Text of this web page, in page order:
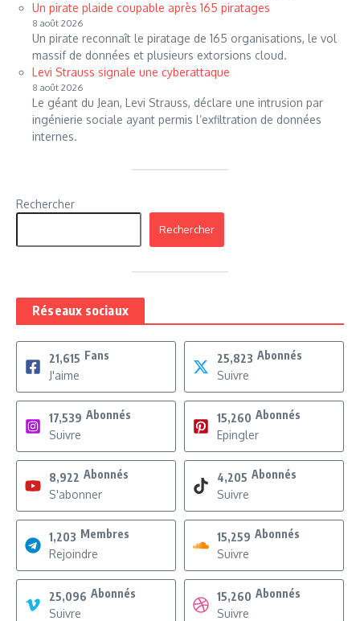
Un pirate plaide coupable après 165 piratages
8 août 2026
Un pirate reconnaît le piratage de 165 organisations, le vol
massif de données et plusieurs extorsions cloud.
Levi Strauss signale une cyberattaque
8 août 2026
Le géant du Jean, Levi Strauss, déclare une intrusion par
ingénierie sociale ayant permis l’exfiltration de données
internes.
Rechercher
Rechercher
Réseaux sociaux
21,615 Fans
J'aime
25,823 Abonnés
Suivre
17,539 Abonnés
Suivre
15,260 Abonnés
Epingler
8,922 Abonnés
S'abonner
4,205 Abonnés
Suivre
1,203 Membres
Rejoindre
15,259 Abonnés
Suivre
25,096 Abonnés
Suivre
15,260 Abonnés
Suivre